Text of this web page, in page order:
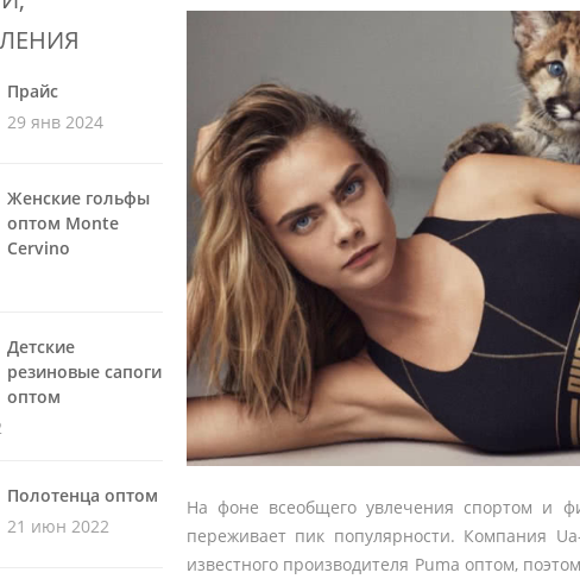
На фоне всеобщего увлечения спортом и
переживает пик популярности. Компания
известного производителя Puma оптом,
Прайс
29 янв 2024
Женские гольфы
оптом Monte
Cervino
Детские
резиновые сапоги
оптом
Полотенца оптом
21 июн 2022